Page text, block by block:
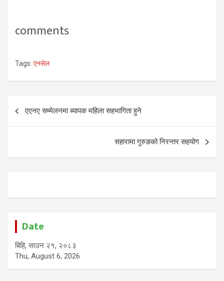
comments
Tags: एनसेल
Post
navigation
एएनए सम्मेलनमा ब्यापक महिला सहभागिता हुने
सहारामा गुरुङको निरन्तर सहयोग
Date
बिहि, साउन २१, २०८३
Thu, August 6, 2026